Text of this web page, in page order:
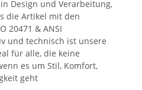
Design und Verarbeitung,
die Artikel mit den
20471 & ANSI
und technisch ist unsere
für alle, die keine
es um Stil, Komfort,
geht